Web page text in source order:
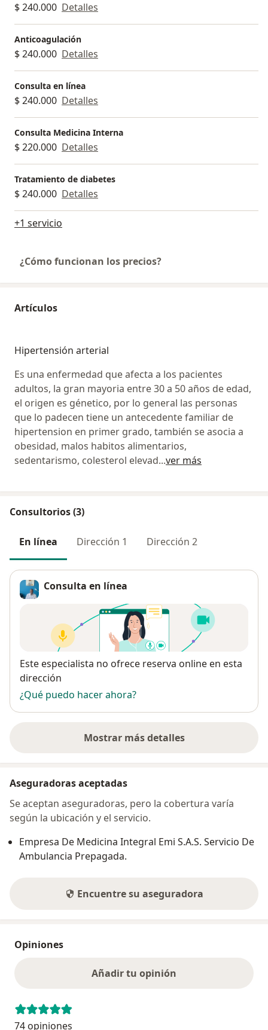
$ 240.000 Detalles
Anticoagulación
$ 240.000 Detalles
Consulta en línea
$ 240.000 Detalles
Consulta Medicina Interna
$ 220.000 Detalles
Tratamiento de diabetes
$ 240.000 Detalles
+1 servicio
¿Cómo funcionan los precios?
Artículos
Hipertensión arterial
Es una enfermedad que afecta a los pacientes
adultos, la gran mayoria entre 30 a 50 años de edad,
el origen es génetico, por lo general las personas
que lo padecen tiene un antecedente familiar de
hipertension en primer grado, también se asocia a
obesidad, malos habitos alimentarios,
sedentarismo, colesterol elevad...ver más
Consultorios (3)
En línea Dirección 1 Dirección 2
Consulta en línea
Disponibilidad
Este especialista no ofrece reserva online en esta
dirección
¿Qué puedo hacer ahora?
Mostrar más detalles
sobre la dirección
Aseguradoras aceptadas
Se aceptan aseguradoras, pero la cobertura varía
según la ubicación y el servicio.
Empresa De Medicina Integral Emi S.A.S. Servicio De
Ambulancia Prepagada.
Encuentre su aseguradora
Opiniones
Añadir tu opinión
74 opiniones